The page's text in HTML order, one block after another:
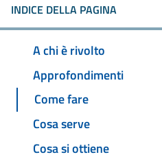
INDICE DELLA PAGINA
A chi è rivolto
Approfondimenti
Come fare
Cosa serve
Cosa si ottiene